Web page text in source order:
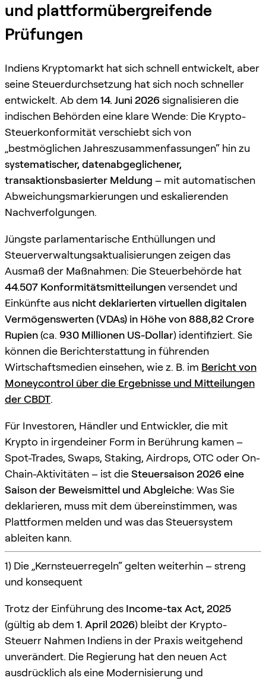
und plattformübergreifende
Prüfungen
Indiens Kryptomarkt hat sich schnell entwickelt, aber
seine Steuerdurchsetzung hat sich noch schneller
entwickelt. Ab dem 14. Juni 2026signalisieren die
indischen Behörden eine klare Wende: Die Krypto-
Steuerkonformität verschiebt sich von
„bestmöglichen Jahreszusammenfassungen“ hin zu
systematischer, datenabgeglichener,
transaktionsbasierter Meldung – mit automatischen
Abweichungsmarkierungen und eskalierenden
Nachverfolgungen.
Jüngste parlamentarische Enthüllungen und
Steuerverwaltungsaktualisierungen zeigen das
Ausmaß der Maßnahmen: Die Steuerbehörde hat
44.507 Konformitätsmitteilungenversendet und
Einkünfte aus nicht deklarierten virtuellen digitalen
Vermögenswerten (VDAs) in Höhe von 888,82 Crore
Rupien(ca. 930 Millionen US-Dollar) identifiziert. Sie
können die Berichterstattung in führenden
Wirtschaftsmedien einsehen, wie z. B. im Bericht von
Moneycontrol über die Ergebnisse und Mitteilungen
der CBDT.
Für Investoren, Händler und Entwickler, die mit
Krypto in irgendeiner Form in Berührung kamen –
Spot-Trades, Swaps, Staking, Airdrops, OTC oder On-
Chain-Aktivitäten – ist dieSteuersaison 2026 eine
Saison der Beweismittel und Abgleiche: Was Sie
deklarieren, muss mit dem übereinstimmen, was
Plattformen melden und was das Steuersystem
ableiten kann.
1) Die „Kernsteuerregeln“ gelten weiterhin – streng
und konsequent
Trotz der Einführung des Income-tax Act, 2025
(gültig ab dem 1. April 2026) bleibt der Krypto-
Steuerr Nahmen Indiens in der Praxis weitgehend
unverändert. Die Regierung hat den neuen Act
ausdrücklich als eine Modernisierung und